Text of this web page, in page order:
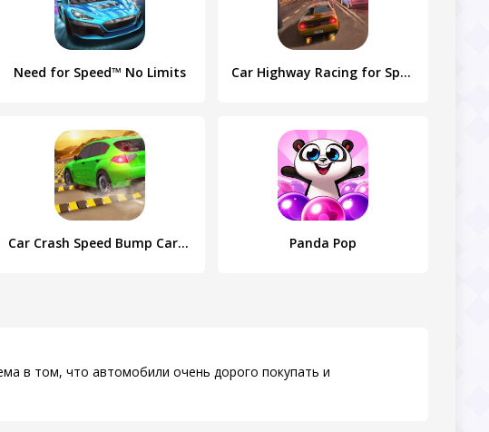
Need for Speed™ No Limits Car Highway Racing for Speed
Car Crash Speed Bump Car Games Panda Pop
в том, что автомобили очень дорого покупать и